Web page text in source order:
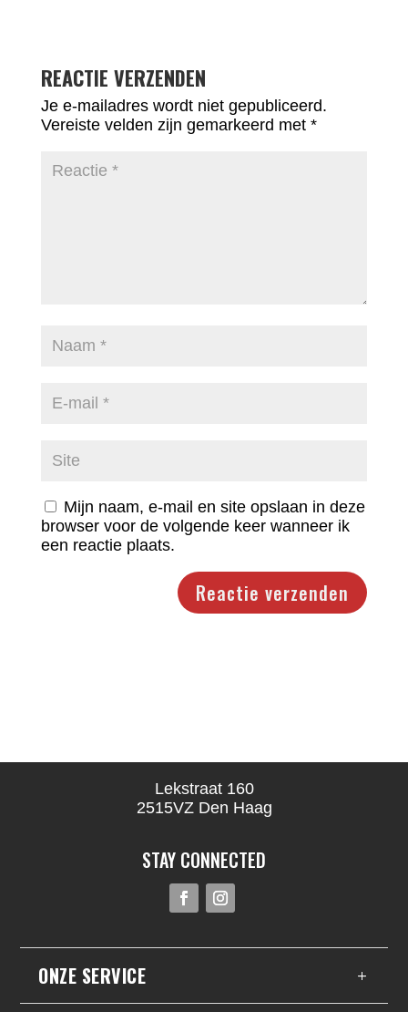
REACTIE VERZENDEN
Je e-mailadres wordt niet gepubliceerd.
Vereiste velden zijn gemarkeerd met *
Mijn naam, e-mail en site opslaan in deze
browser voor de volgende keer wanneer ik
een reactie plaats.
Lekstraat 160
2515VZ Den Haag
STAY CONNECTED
ONZE SERVICE